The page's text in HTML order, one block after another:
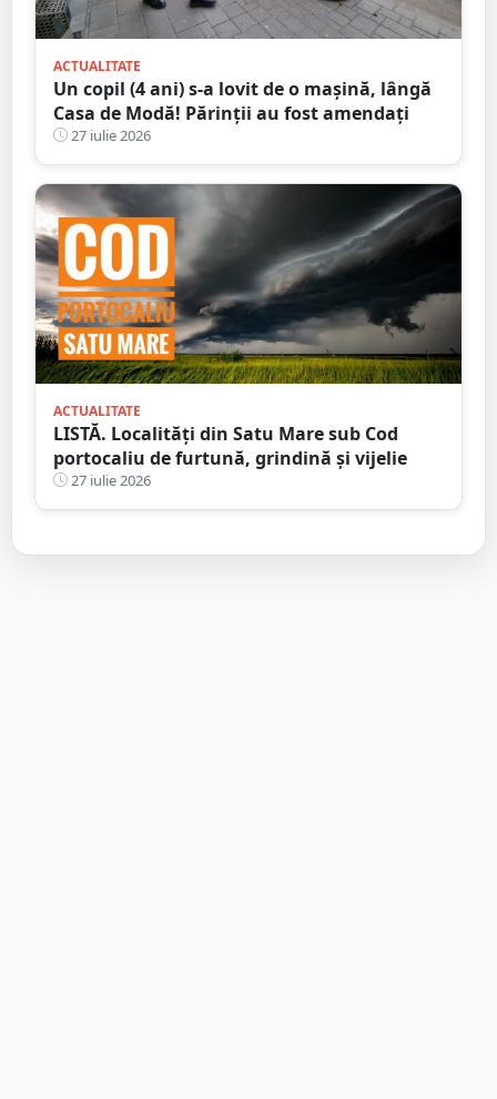
ACTUALITATE
Un copil (4 ani) s-a lovit de o mașină, lângă
Casa de Modă! Părinții au fost amendați
27 iulie 2026
ACTUALITATE
LISTĂ. Localități din Satu Mare sub Cod
portocaliu de furtună, grindină și vijelie
27 iulie 2026